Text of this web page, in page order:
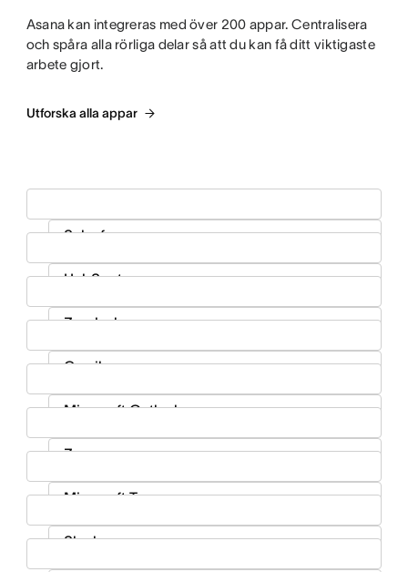
Asana kan integreras med över 200 appar. Centralisera
och spåra alla rörliga delar så att du kan få ditt viktigaste
arbete gjort.
Utforska alla appar